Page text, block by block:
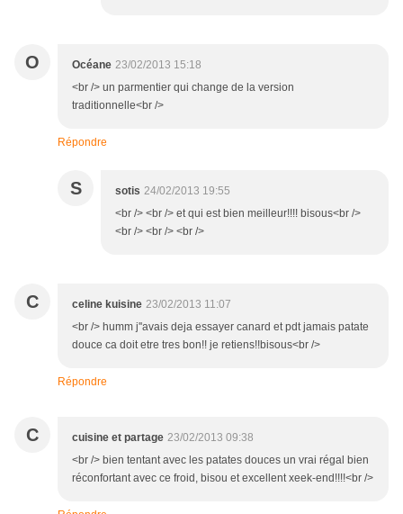
O Océane 23/02/2013 15:18
<br /> un parmentier qui change de la version
traditionnelle<br />
Répondre
S sotis 24/02/2013 19:55
<br /> <br /> et qui est bien meilleur!!!! bisous<br />
<br /> <br /> <br />
C celine kuisine 23/02/2013 11:07
<br /> humm j''avais deja essayer canard et pdt jamais patate
douce ca doit etre tres bon!! je retiens!!bisous<br />
Répondre
C cuisine et partage 23/02/2013 09:38
<br /> bien tentant avec les patates douces un vrai régal bien
réconfortant avec ce froid, bisou et excellent xeek-end!!!!<br />